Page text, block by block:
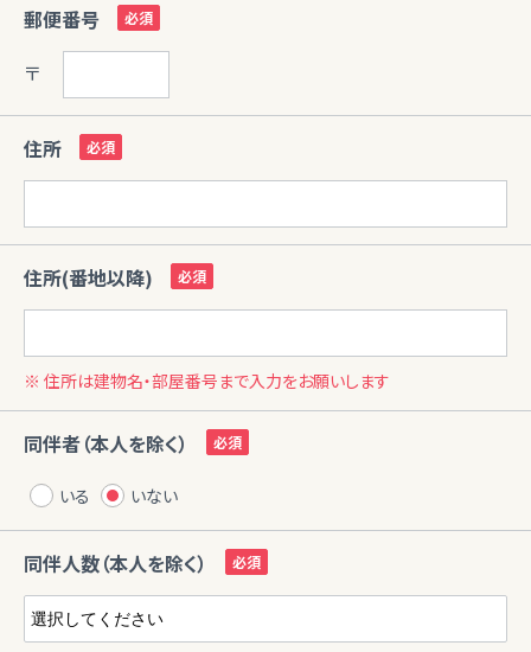
郵便番号
〒
住所
住所(番地以降)
※ 住所は建物名・部屋番号まで入力をお願いします
同伴者（本人を除く）
いる いない
同伴人数（本人を除く）